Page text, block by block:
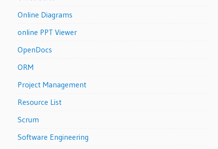
Online Diagrams
online PPT Viewer
OpenDocs
ORM
Project Management
Resource List
Scrum
Software Engineering